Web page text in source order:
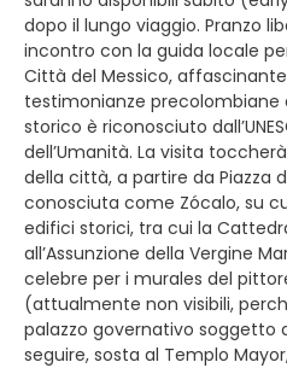
dopo il lungo viaggio. Pranzo
incontro con la guida locale
Città del Messico,
testimonianze precolombiane
storico è riconosciuto
dell’Umanità. La visita
della città, a partire da Piazza
conosciuta come Zócalo, su
edifici storici, tra cui la
all’Assunzione della Vergine
celebre per i murales del
(attualmente non visibili,
palazzo governativo soggetto
seguire, sosta al Templo